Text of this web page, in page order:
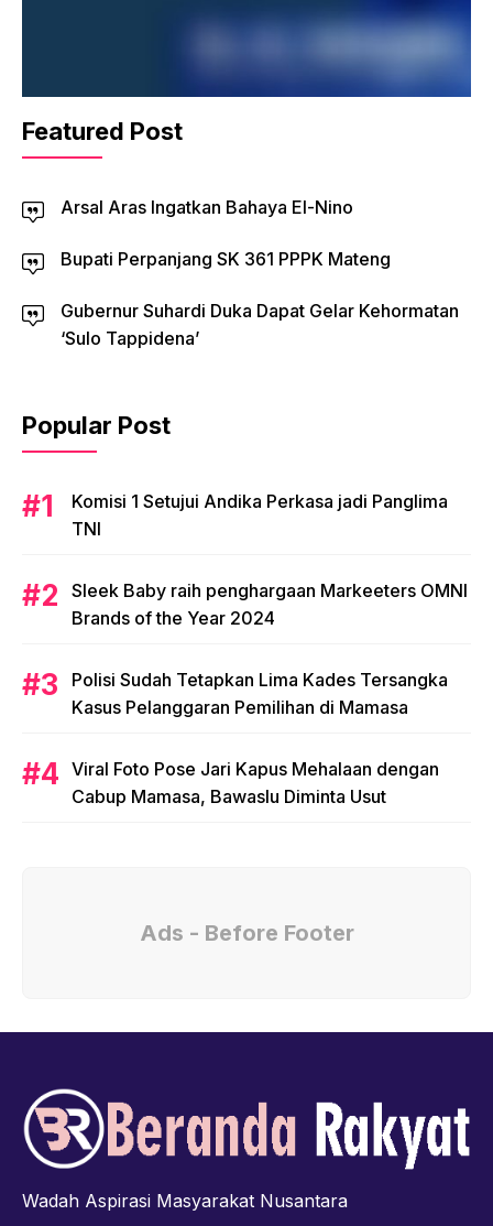
Featured Post
Arsal Aras Ingatkan Bahaya El-Nino
Bupati Perpanjang SK 361 PPPK Mateng
Gubernur Suhardi Duka Dapat Gelar Kehormatan
‘Sulo Tappidena’
Popular Post
Komisi 1 Setujui Andika Perkasa jadi Panglima
TNI
Sleek Baby raih penghargaan Markeeters OMNI
Brands of the Year 2024
Polisi Sudah Tetapkan Lima Kades Tersangka
Kasus Pelanggaran Pemilihan di Mamasa
Viral Foto Pose Jari Kapus Mehalaan dengan
Cabup Mamasa, Bawaslu Diminta Usut
Ads - Before Footer
Wadah Aspirasi Masyarakat Nusantara